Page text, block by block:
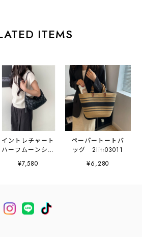
ITEMS
イントレチャート
ハーフムーンショ
ルダーバッグ
2litr06593
¥7,580
ペーパートートバ
ッグ 2litr03011
¥6,280